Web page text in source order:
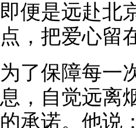
即便是远赴北
点，把爱心留
为了保障每一
息，自觉远离
的承诺。他说